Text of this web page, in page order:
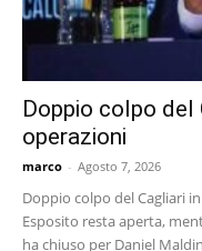
Doppio colpo
operazioni
marco - Agosto 7, 2026
Doppio colpo del Cagliari
Esposito resta aperta,
ha chiuso per Daniel